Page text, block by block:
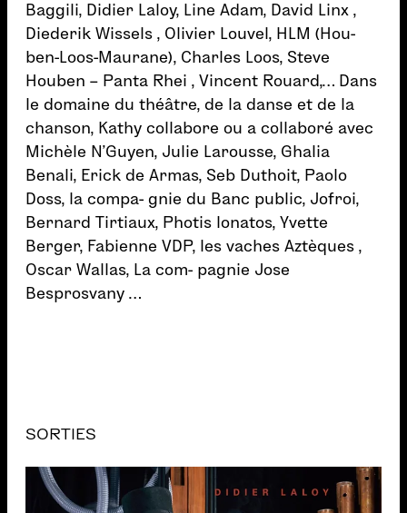
Baggili, Didier Laloy, Line Adam, David Linx ,
Diederik Wissels , Olivier Louvel, HLM (Hou-
ben-Loos-Maurane), Charles Loos, Steve
Houben – Panta Rhei , Vincent Rouard,… Dans
le domaine du théâtre, de la danse et de la
chanson, Kathy collabore ou a collaboré avec
Michèle N’Guyen, Julie Larousse, Ghalia
Benali, Erick de Armas, Seb Duthoit, Paolo
Doss, la compa- gnie du Banc public, Jofroi,
Bernard Tirtiaux, Photis Ionatos, Yvette
Berger, Fabienne VDP, les vaches Aztèques ,
Oscar Wallas, La com- pagnie Jose
Besprosvany …
SORTIES